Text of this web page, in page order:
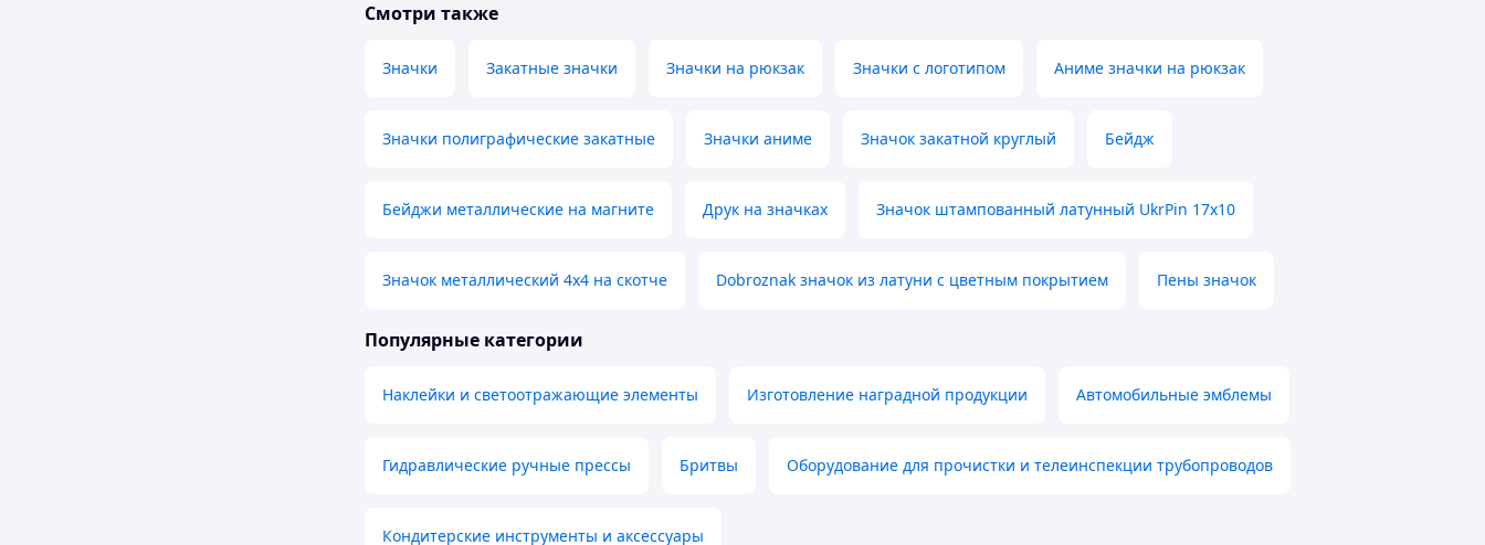
Смотри также
Значки Закатные значки Значки на рюкзак Значки с логотипом Аниме значки на рюкзак
Значки полиграфические закатные Значки аниме Значок закатной круглый Бейдж
Бейджи металлические на магните Друк на значках Значок штампованный латунный UkrPin 17х10
Значок металлический 4х4 на скотче Dobroznak значок из латуни с цветным покрытием Пены значок
Популярные категории
Наклейки и светоотражающие элементы Изготовление наградной продукции Автомобильные эмблемы
Гидравлические ручные прессы Бритвы Оборудование для прочистки и телеинспекции трубопроводов
Кондитерские инструменты и аксессуары